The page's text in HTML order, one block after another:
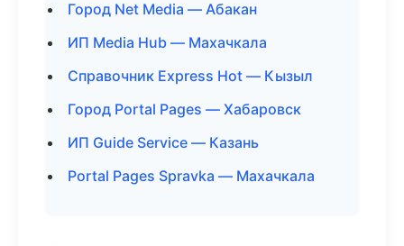
Город Net Media — Абакан
ИП Media Hub — Махачкала
Справочник Express Hot — Кызыл
Город Portal Pages — Хабаровск
ИП Guide Service — Казань
Portal Pages Spravka — Махачкала